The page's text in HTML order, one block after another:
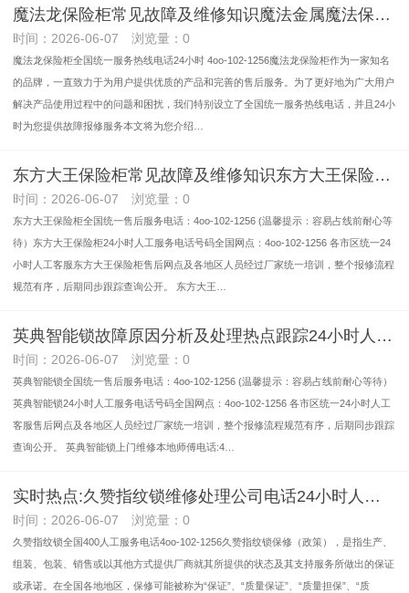
魔法龙保险柜常见故障及维修知识魔法金属魔法保险柜全国统一售后服务热线号码2026已更新（推荐)今+日+汇+总
时间：2026-06-07 浏览量：0
魔法龙保险柜全国统一服务热线电话24小时 4oo-102-1256魔法龙保险柜作为一家知名
的品牌，一直致力于为用户提供优质的产品和完善的售后服务。为了更好地为广大用户
解决产品使用过程中的问题和困扰，我们特别设立了全国统一服务热线电话，并且24小
时为您提供故障报修服务本文将为您介绍…
东方大王保险柜常见故障及维修知识东方大王保险柜价格多少钱全国统一售后受理客服中心全国2026排名一览
时间：2026-06-07 浏览量：0
东方大王保险柜全国统一售后服务电话：4oo-102-1256 (温馨提示：容易占线前耐心等
待）东方大王保险柜24小时人工服务电话号码全国网点：4oo-102-1256 各市区统一24
小时人工客服东方大王保险柜售后网点及各地区人员经过厂家统一培训，整个报修流程
规范有序，后期同步跟踪查询公开。 东方大王…
英典智能锁故障原因分析及处理热点跟踪24小时人工服务电话号码查询实时反馈全+境+到+达
时间：2026-06-07 浏览量：0
英典智能锁全国统一售后服务电话：4oo-102-1256 (温馨提示：容易占线前耐心等待）
英典智能锁24小时人工服务电话号码全国网点：4oo-102-1256 各市区统一24小时人工
客服售后网点及各地区人员经过厂家统一培训，整个报修流程规范有序，后期同步跟踪
查询公开。 英典智能锁上门维修本地师傅电话:4…
实时热点:久赞指纹锁维修处理公司电话24小时人工电话客服实时反馈全+境+到+达
时间：2026-06-07 浏览量：0
久赞指纹锁全国400人工服务电话4oo-102-1256久赞指纹锁保修（政策），是指生产、
组装、包装、销售或以其他方式提供厂商就其所提供的状态及其支持服务所做出的保证
或承诺。在全国各地地区，保修可能被称为“保证”、“质量保证”、“质量担保”、“质